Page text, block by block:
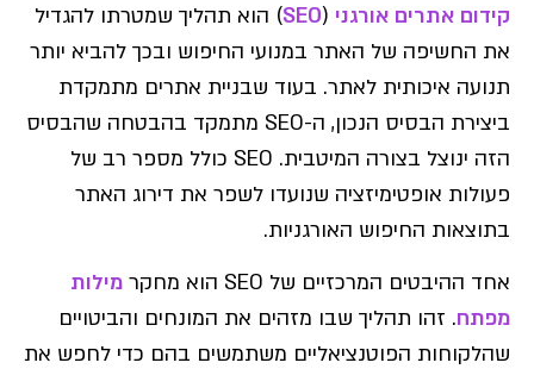
קידום אתרים אורגני (
SEO) הוא תהליך שמטרתו להגדיל
את החשיפה של האתר במנועי החיפוש ובכך להביא יותר
תנועה איכותית לאתר. בעוד שבניית אתרים מתמקדת
ביצירת הבסיס הנכון, ה-SEO מתמקד בהבטחה שהבסיס
הזה ינוצל בצורה המיטבית. SEO כולל מספר רב של
פעולות אופטימיזציה שנועדו לשפר את דירוג האתר
בתוצאות החיפוש האורגניות.
אחד ההיבטים המרכזיים של SEO הוא מחקר
מילות
מפתח. זהו תהליך שבו מזהים את המונחים והביטויים
שהלקוחות הפוטנציאליים משתמשים בהם כדי לחפש את